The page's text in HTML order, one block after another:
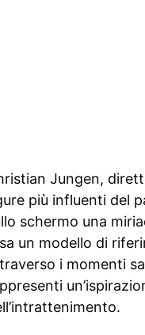
Jungen,
più influenti del
schermo una
un modello di
i momenti